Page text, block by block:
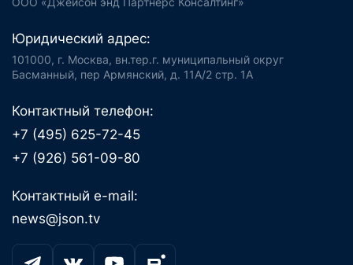
Юридический адрес:
101000, г. Москва, вн.тер.г. муниципальный округ
Басманный, пер Армянский, д. 11А/2 стр. 1А
Контактный телефон:
+7 (495) 625-72-45
+7 (926) 561-09-80
Контактный e-mail:
news@json.tv